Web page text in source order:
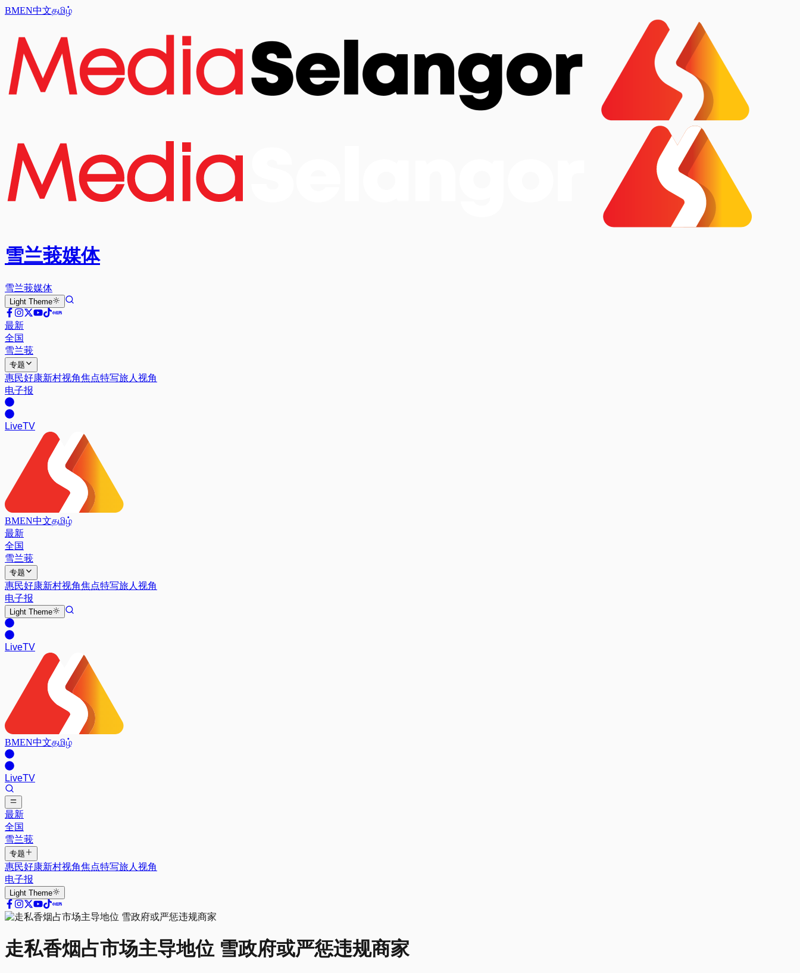
BMEN中文தமிழ்
雪兰莪媒体
雪兰莪媒体
Light Theme
最新
全国
雪兰莪
专题
惠民好康新村视角焦点特写旅人视角
电子报
LiveTV
BMEN中文தமிழ்
最新
全国
雪兰莪
专题
惠民好康新村视角焦点特写旅人视角
电子报
Light Theme
LiveTV
BMEN中文தமிழ்
LiveTV
最新
全国
雪兰莪
专题
惠民好康新村视角焦点特写旅人视角
电子报
Light Theme
走私香烟占市场主导地位 雪政府或严惩违规商家